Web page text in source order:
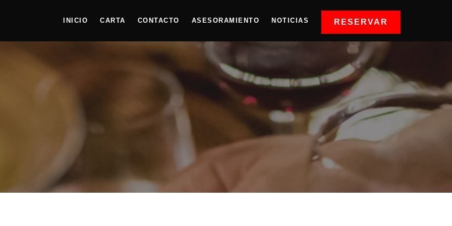
RESERVAR
INICIO CARTA CONTACTO ASESORAMIENTO NOTICIAS